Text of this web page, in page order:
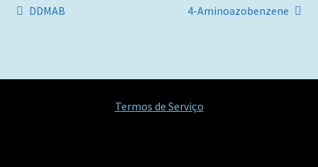
Navegação
Artigo
DDMAB
Artigo
4-Aminoazobenzene
Termos de Serviço